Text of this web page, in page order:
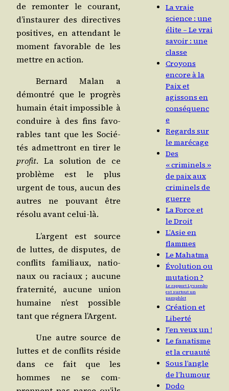
de remon­ter le cou­rant,
d’instaurer des direc­tives
posi­tives, en atten­dant le
moment favo­rable de les
mettre en action.
Ber­nard Malan a
démon­tré que le pro­grès
humain était impos­sible à
conduire à des fins favo­
rables tant que les Socié­
tés admet­tront en tirer le
pro­fit. La solu­tion de ce
pro­blème est le plus
urgent de tous, aucun des
autres ne pou­vant être
réso­lu avant celui-là.
L’argent est source
de luttes, de dis­putes, de
conflits fami­liaux, natio­
naux ou raciaux ; aucune
fra­ter­ni­té, aucune union
humaine n’est pos­sible
tant que régne­ra l’Argent.
Une autre source de
luttes et de conflits réside
dans ce fait que les
hommes ne se com­
La vraie
science : une
élite – Le vrai
savoir : une
classe
Croyons
encore à la
Paix et
agissons en
conséquenc
e
Regards sur
le marécage
Des
« criminels »
de paix aux
criminels de
guerre
La Force et
le Droit
L’Asie en
flammes
Le Mahatma
Évolution ou
mutation ?
Le rapport Lyssenko
est surtout un
pamphlet
Création et
Liberté
J’en veux un !
Le fanatisme
et la cruauté
Sous l’angle
de l’humour
Dodo